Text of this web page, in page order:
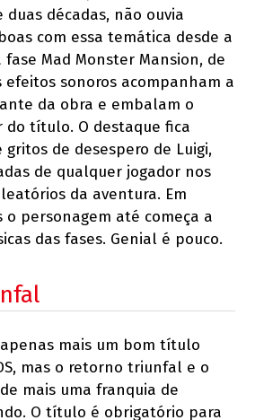
décadas, não ouvia
com essa temática desde a
Mad Monster Mansion, de
efeitos sonoros acompanham a
da obra e embalam o
do título. O destaque fica
de desespero de Luigi,
de qualquer jogador nos
da aventura. Em
personagem até começa a
das fases. Genial é pouco.
mais um bom título
mas o retorno triunfal e o
mais uma franquia de
O título é obrigatório para